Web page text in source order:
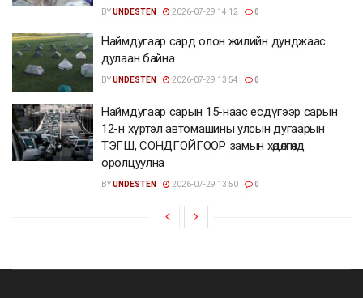
BYUNDESTEN 2026-07-29 14:12 0
Наймдугаар сард олон жилийн дунджаас
дулаан байна
BYUNDESTEN 2026-07-29 13:54 0
Наймдугаар сарын 15-наас есдүгээр сарын
12-н хүртэл автомашины улсын дугаарын
ТЭГШ, СОНДГОЙГООР замын хөдөлгөөнд
оролцуулна
BYUNDESTEN 2026-07-29 13:50 0